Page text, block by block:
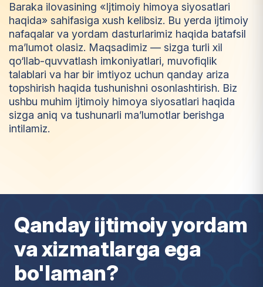
Baraka ilovasining «Ijtimoiy himoya siyosatlari
haqida» sahifasiga xush kelibsiz. Bu yerda ijtimoiy
nafaqalar va yordam dasturlarimiz haqida batafsil
ma’lumot olasiz. Maqsadimiz — sizga turli xil
qo‘llab-quvvatlash imkoniyatlari, muvofiqlik
talablari va har bir imtiyoz uchun qanday ariza
topshirish haqida tushunishni osonlashtirish. Biz
ushbu muhim ijtimoiy himoya siyosatlari haqida
sizga aniq va tushunarli ma’lumotlar berishga
intilamiz.
mtiy oz
Qanday ijtimoiy yordam
va xizmatlarga ega
bo'laman?